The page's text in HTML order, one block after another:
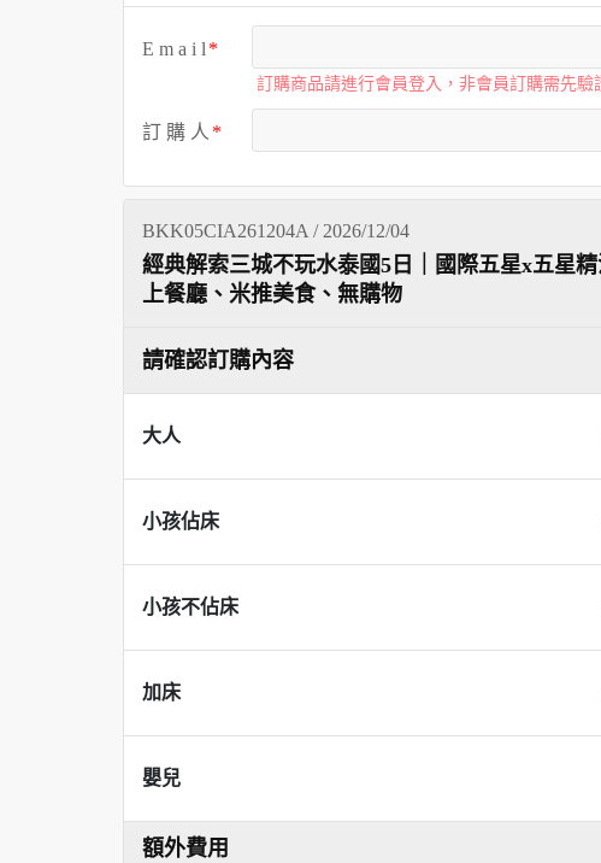
E m a i l
訂購商品請進行會員登入，非會員訂購需先驗
訂 購 人
BKK05CIA261204A / 2026/12/04
經典解索三城不玩水泰國5日｜國際五星x五星
上餐廳、米推美食、無購物
請確認訂購內容
大人
小孩佔床
小孩不佔床
加床
嬰兒
額外費用